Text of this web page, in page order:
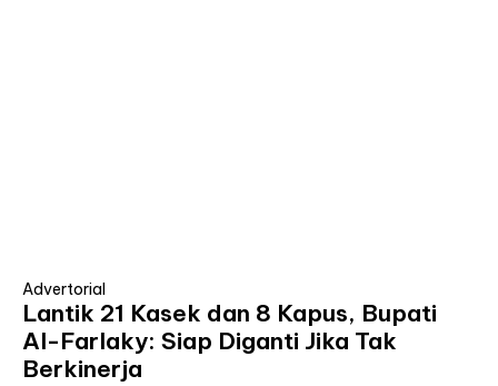
Advertorial
Lantik 21 Kasek dan 8 Kapus, Bupati
Al-Farlaky: Siap Diganti Jika Tak
Berkinerja